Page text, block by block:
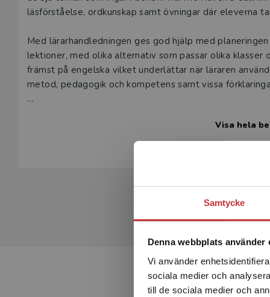
Samtycke
Denna webbplats använder
Vi använder
sociala medier och
till de sociala medier och
läsförståelse, ordkunskap samt övningar där eleverna
Med lärarhandledningen ges god hjälp med
lektioner, med olika alternativ som passar olika klasser
främst på engelska vilket underlättar när läraren
metod, pedagogik och kompetens samt vissa
hela klassen eller enstaka elever via Klassrummet.
att du guidar och styr arbetet i skolan eller hemma.
För arbetet med The Raven’s Call finns:
• Handouts – kopieringsunderlag för vidare arbete
Visa hela